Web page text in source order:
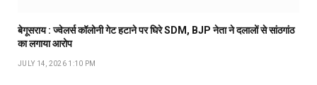
बेगूसराय : ज्वेलर्स कॉलोनी गेट हटाने पर घिरे SDM, BJP नेता ने दलालों से सांठगांठ
का लगाया आरोप
JULY 14, 2026 1:10 PM